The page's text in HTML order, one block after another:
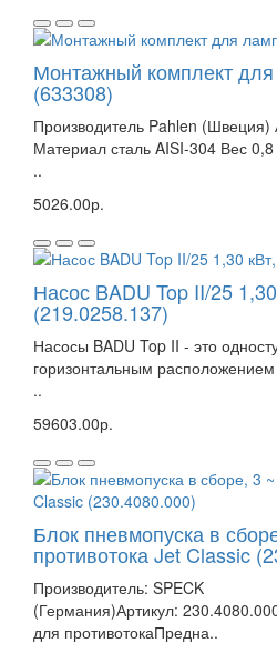
Монтажный комплект
(633308)
Производитель Pahlen (Швеция)
Материал сталь AISI-304 Вес
..
5026.00р.
Насос BADU Top II/25
(219.0258.137)
Насосы BADU Top II - это
горизонтальным
..
59603.00р.
Блок пневмопуска в
противотока Jet Classic
Производитель: SPECK
(Германия)Артикул:
для противотокаПредна..